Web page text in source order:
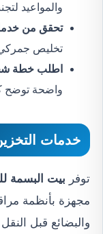
والمواعيد
تحقق من
تخليص
اطلب خطة
واضحة توضح
خدمات
توفر بيت البسمة
مجهزة بأنظمة
والبضائع قبل